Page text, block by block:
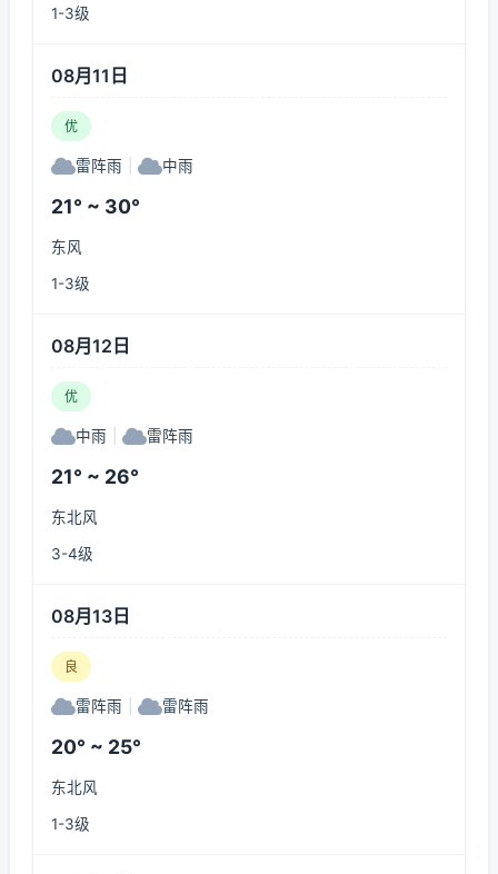
1-3级
08月11日
优
雷阵雨 中雨
21° ~ 30°
东风
1-3级
08月12日
优
中雨 雷阵雨
21° ~ 26°
东北风
3-4级
08月13日
良
雷阵雨 雷阵雨
20° ~ 25°
东北风
1-3级